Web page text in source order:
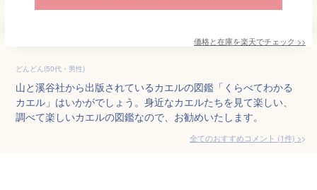
価格と在庫を楽天でチェック >>
どんどん(50代・男性)
山と溪谷社から出版されているカエルの図鑑「くらべてわかる
カエル」はいかがでしょう。身近なカエルたちを見て楽しい、
調べて楽しいカエルの図鑑なので、お勧めいたします。
全てのおすすめコメント (1件) >